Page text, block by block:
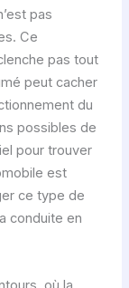
pas
Ce
pas tout
peut cacher
du
possibles de
pour trouver
est
ce type de
conduite en